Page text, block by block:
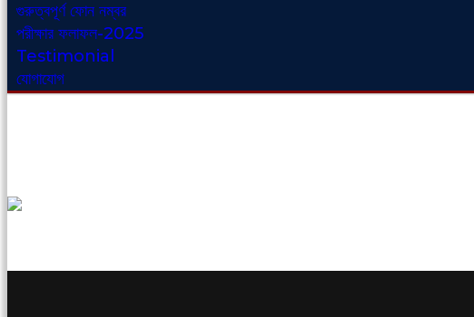
গুরুত্বপূর্ণ ফোন নম্বর
পরীক্ষার ফলাফল-2025
Testimonial
যোগাযোগ